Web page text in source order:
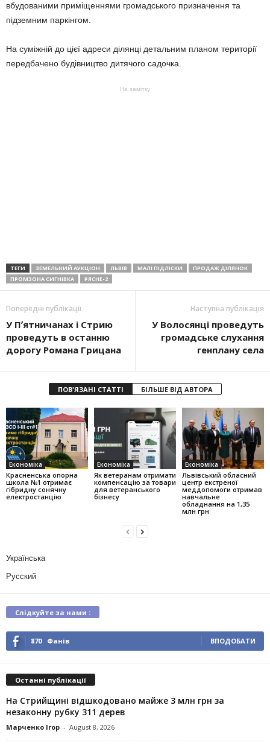
вбудованими приміщеннями громадського призначення та
підземним паркінгом.
На суміжній до цієї адреси ділянці детальним планом території
передбачено будівництво дитячого садочка.
На замітку
ТЕГИ ЗЕМЕЛЬНИЙ АУКЦІОН ЛЬВІВ МАЛІ ПІДЛІСКИ
ПРОДАЖ ДІЛЯНОК
ПРОМЗОНА СИГНІВКА
РЯСНЕ-2
Попередні публікації
У Пʼятничанах і Стрию
проведуть в останню
дорогу Романа Грицана
Наступна публікація
У Волосянці проведуть
громадське слухання
генплану села
ПОВ'ЯЗАНІ СТАТТІ БІЛЬШЕ ВІД АВТОРА
Економіка
Красненська опорна
школа №1 отримає
гібридну сонячну
електростанцію
Економіка
Як ветеранам отримати
компенсацію за товари
для ветеранського
бізнесу
Економіка
Львівський обласний
центр екстреної
меддопомоги отримав
навчальне
обладнання на 1,35
млн грн
Українська
Русский
Слідкуйте за нами :
870 Фанів ВПОДОБАТИ
Останні публікації
На Стрийщині відшкодовано майже 3 млн грн за
незаконну рубку 311 дерев
Марченко Ігор - August 8, 2026